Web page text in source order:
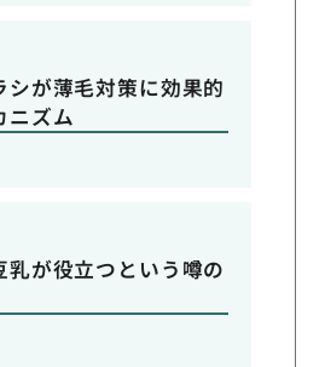
シが薄毛対策に効果的
ニズム
乳が役立つという噂の